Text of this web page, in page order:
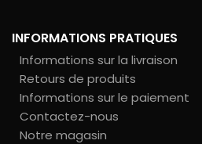
INFORMATIONS PRATIQUES
Informations sur la livraison
Retours de produits
Informations sur le paiement
Contactez-nous
Notre magasin